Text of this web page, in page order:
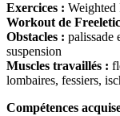
Exercices : Weighted
Workout de
Obstacles : palissade
suspension
Muscles travaillés :
lombaires, fessiers,
Compétences